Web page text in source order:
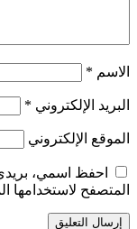
الاسم *
البريد الإلكتروني *
الموقع الإلكتروني
احفظ اسمي، بريدي
المتصفح لاستخدامها